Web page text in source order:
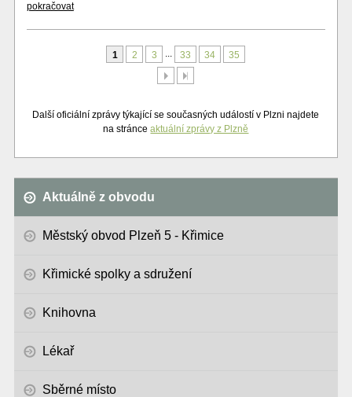
pokračovat
1 2 3 ... 33 34
35
DalšíPoslední
Další oficiální zprávy týkající se současných událostí v Plzni najdete
na stránceaktuální zprávy z Plzně
Aktuálně z obvodu
Městský obvod Plzeň 5 - Křimice
Křimické spolky a sdružení
Knihovna
Lékař
Sběrné místo